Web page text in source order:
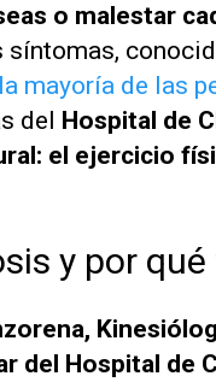
o malestar
síntomas,
mayoría de las
del Hospital de
el ejercicio
y por
del Hospital de